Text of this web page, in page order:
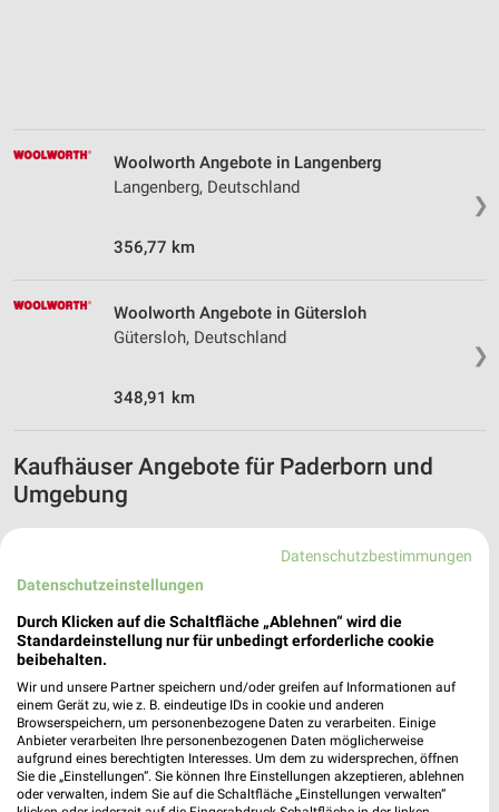
❯
Woolworth Angebote in Langenberg
Langenberg, Deutschland
356,77 km
❯
Woolworth Angebote in Gütersloh
Gütersloh, Deutschland
348,91 km
Kaufhäuser Angebote für Paderborn und
Umgebung
Tchibo
Datenschutzbestimmungen
Datenschutzeinstellungen
Durch Klicken auf die Schaltfläche „Ablehnen“ wird die
Standardeinstellung nur für unbedingt erforderliche cookie
beibehalten.
Wir und unsere Partner speichern und/oder greifen auf Informationen auf
einem Gerät zu, wie z. B. eindeutige IDs in cookie und anderen
Browserspeichern, um personenbezogene Daten zu verarbeiten. Einige
Anbieter verarbeiten Ihre personenbezogenen Daten möglicherweise
aufgrund eines berechtigten Interesses. Um dem zu widersprechen, öffnen
Sie die „Einstellungen“. Sie können Ihre Einstellungen akzeptieren, ablehnen
oder verwalten, indem Sie auf die Schaltfläche „Einstellungen verwalten“